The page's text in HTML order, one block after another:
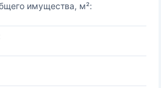
имущества, м²: